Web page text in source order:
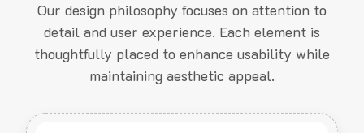
Our design philosophy focuses on attention to
detail and user experience. Each element is
thoughtfully placed to enhance usability while
maintaining aesthetic appeal.